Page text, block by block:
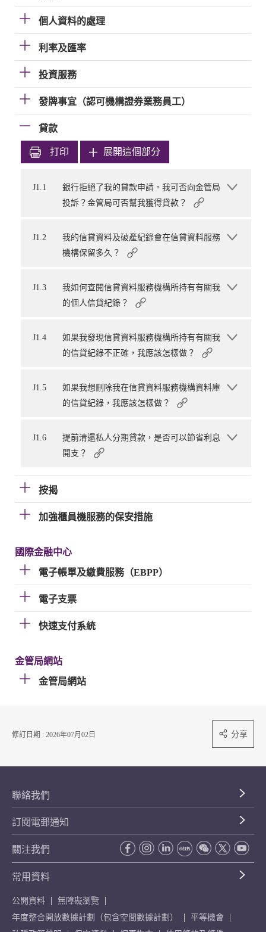
個人資料的處理
利率及匯率
投資服務
發牌事宜（認可機構證券業務員工）
貸款
打印 展開這個部分
J1.1
銀行拒絕了我的貸款申請。我可否向金管局
投訴？金管局可否幫我獲得貸款？
J1.2
我的信貸資料及破產紀錄會在信貸資料服務
機構保留多久？
J1.3
我如何查閱信貸資料服務機構所持有有關我
的個人信貸紀錄？
J1.4
如果我發現信貸資料服務機構所持有有關我
的信貸紀錄不正確，我應該怎樣做？
J1.5
如果我想刪除我在信貸資料服務機構資料庫
的信貸紀錄，我應該怎樣做？
J1.6
提前清還私人分期貸款，是否可以節省利息
開支？
按揭
加強櫃員機服務的保安措施
國際金融中心
電子帳單及繳費服務（EBPP）
電子支票
快速支付系統
金管局網站
金管局網站
修訂日期 : 2026年07月02日 分享
聯絡我們
訂閱電郵通知
關注我們
常用資料
公開資料
無障礙瀏覽
年度整合開放數據計劃（包含空間數據計劃）
平等機會